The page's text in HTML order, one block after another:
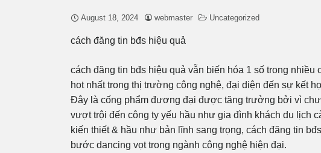
August 18, 2024 webmaster Uncategorized
cách đăng tin bđs hiệu quả
cách đăng tin bđs hiệu quả vẫn biến hóa 1 số trong
hot nhất trong thị trường công nghệ, đại diện đến sự kết
Đây là cống phẩm đương đại được tăng trưởng bởi vì
vượt trội đến công ty yếu hầu như gia đình khách du lịch
kiến thiết & hầu như bản lĩnh sang trọng, cách đăng tin
bước dancing vọt trong ngành công nghệ hiện đại.